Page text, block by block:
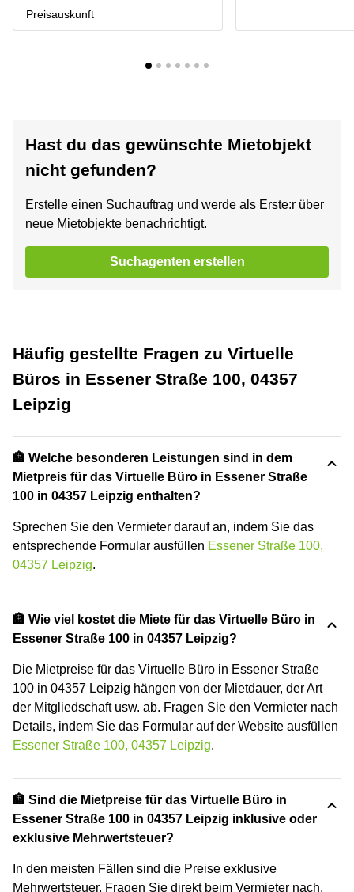
Preisauskunft
Hast du das gewünschte Mietobjekt
nicht gefunden?
Erstelle einen Suchauftrag und werde als Erste:r über
neue Mietobjekte benachrichtigt.
Suchagenten erstellen
Häufig gestellte Fragen zu Virtuelle
Büros in Essener Straße 100, 04357
Leipzig
🏦 Welche besonderen Leistungen sind in dem
Mietpreis für das Virtuelle Büro in Essener Straße
100 in 04357 Leipzig enthalten?
Sprechen Sie den Vermieter darauf an, indem Sie das
entsprechende Formular ausfüllen Essener Straße 100,
04357 Leipzig.
🏦 Wie viel kostet die Miete für das Virtuelle Büro in
Essener Straße 100 in 04357 Leipzig?
Die Mietpreise für das Virtuelle Büro in Essener Straße
100 in 04357 Leipzig hängen von der Mietdauer, der Art
der Mitgliedschaft usw. ab. Fragen Sie den Vermieter nach
Details, indem Sie das Formular auf der Website ausfüllen
Essener Straße 100, 04357 Leipzig.
🏦 Sind die Mietpreise für das Virtuelle Büro in
Essener Straße 100 in 04357 Leipzig inklusive oder
exklusive Mehrwertsteuer?
In den meisten Fällen sind die Preise exklusive
Mehrwertsteuer. Fragen Sie direkt beim Vermieter nach,